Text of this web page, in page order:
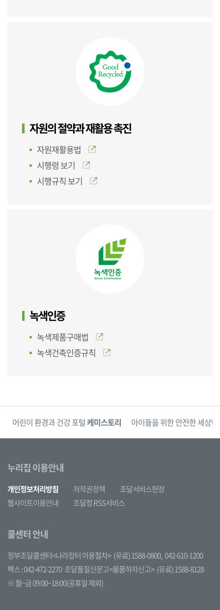
자원의 절약과 재활용 촉진
자원재활용법
시행령 보기
시행규칙 보기
녹색인증
녹색제품구매법
녹색건축인증규칙
어린이 환경과 건강 포털케미스토리 아이들을 위한 안전한 세상
누리집 이용안내
개인정보처리방침 저작권정책
조달서비스헌장
웹사이트이용안내
조달청 RSS서비스
콜센터 안내
정부조달콜센터<나라장터 이용절차> (유료) 1588-0800, 042-610-1200
팩스 : 042-472-2270 조달품질신문고<물품하자신고> (유료) 1588-8128
※ 월~금 09:00~18:00(공휴일 제외)